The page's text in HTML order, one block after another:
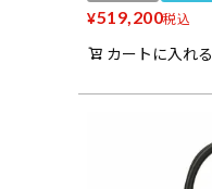
¥519,200税込
カートに入れる